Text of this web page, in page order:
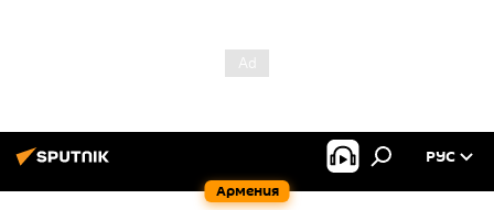
Армения
РУС